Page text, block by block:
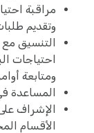
مراقبة
وتقديم
التنسيق
احتياجات
ومتابعة
المساعدة
الإشراف
الأقسام